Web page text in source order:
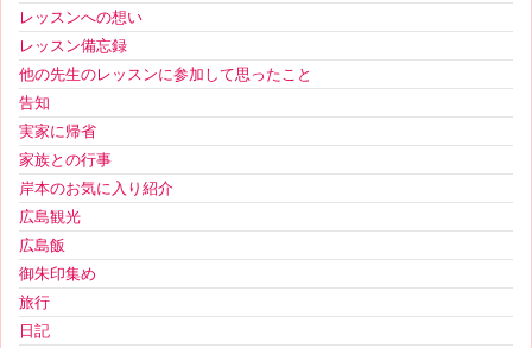
レッスンへの想い
レッスン備忘録
他の先生のレッスンに参加して思ったこと
告知
実家に帰省
家族との行事
岸本のお気に入り紹介
広島観光
広島飯
御朱印集め
旅行
日記